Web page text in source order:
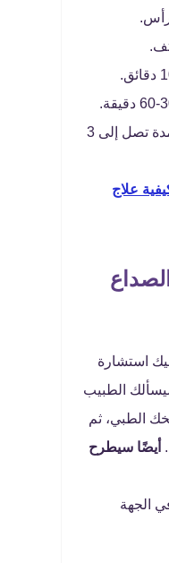
قد يستمر الألم الأقل حدة لمدة تصل إلى 3
علاج
استشارة
الطبيب
الطبي، ثم
أيضًا سيطرح
الجهة